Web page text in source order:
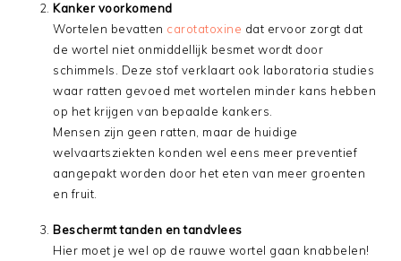
Kanker voorkomend
Wortelen bevatten carotatoxine dat ervoor zorgt dat
de wortel niet onmiddellijk besmet wordt door
schimmels. Deze stof verklaart ook laboratoria studies
waar ratten gevoed met wortelen minder kans hebben
op het krijgen van bepaalde kankers.
Mensen zijn geen ratten, maar de huidige
welvaartsziekten konden wel eens meer preventief
aangepakt worden door het eten van meer groenten
en fruit.
Beschermt tanden en tandvlees
Hier moet je wel op de rauwe wortel gaan knabbelen!